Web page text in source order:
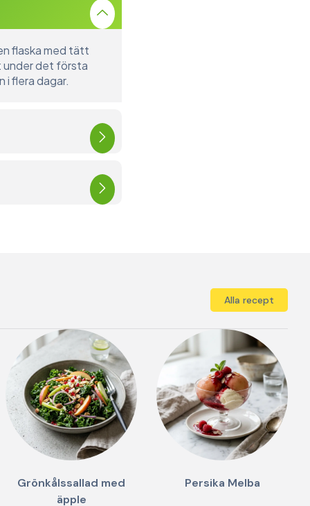
flaska med tätt
under det första
i flera dagar.
Alla recept
Grönkålssallad med
äpple
Persika Melba